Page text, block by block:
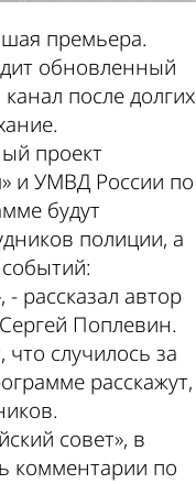
премьера.
обновленный
после долгих
проект
и УМВД России по
будут
полиции, а
рассказал автор
Поплевин.
случилось за
расскажут,
совет», в
комментарии по